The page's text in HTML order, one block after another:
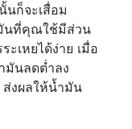
นก็จะเสื่อม
นที่คุณใช้มีส่วน
เหยได้ง่าย เมื่อ
มันลดต่ำลง
ส่งผลให้น้ำมัน